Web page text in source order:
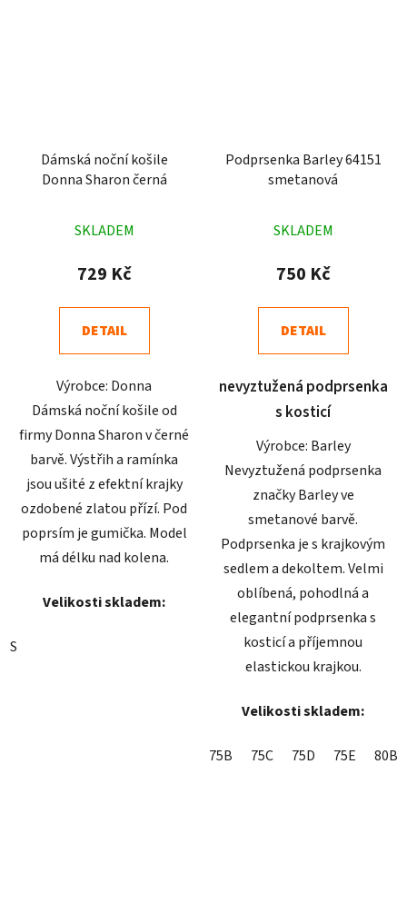
Dámská noční košile
Donna Sharon černá
hodnocení
produktu
5,0
z
hvězdiček.
SKLADEM
729 Kč
DETAIL
Výrobce: Donna
Dámská noční košile od
firmy Donna Sharon v černé
barvě. Výstřih a ramínka
jsou ušité z efektní krajky
ozdobené zlatou přízí. Pod
poprsím je gumička. Model
má délku nad kolena.
Velikosti skladem:
S
Podprsenka Barley 64151
smetanová
hodnocení
produktu
4,9
z
hvězdiček.
SKLADEM
750 Kč
DETAIL
nevyztužená podprsenka
s kosticí
Výrobce: Barley
Nevyztužená podprsenka
značky Barley ve
smetanové barvě.
Podprsenka je s krajkovým
sedlem a dekoltem. Velmi
oblíbená, pohodlná a
elegantní podprsenka s
kosticí a příjemnou
elastickou krajkou.
Velikosti skladem:
75B 75C 75D 75E 80B